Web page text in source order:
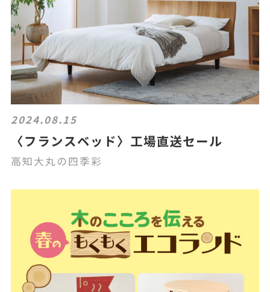
2024.08.15
〈フランスベッド〉工場直送セール
高知大丸の四季彩